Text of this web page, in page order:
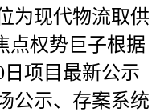
为现代物流取供
点权势巨子根据
日项目最新公示
公示、存案系统